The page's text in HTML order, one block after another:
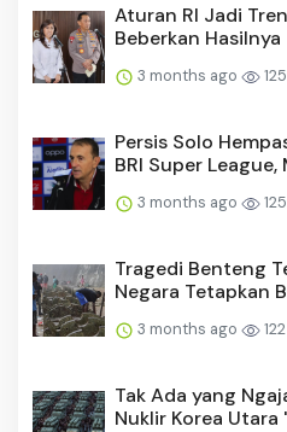
Aturan RI Jadi
Beberkan Hasilnya
3 months ago 125
Persis Solo
BRI Super League,
3 months ago 125
Tragedi Benteng
Negara Tetapkan
3 months ago 122
Tak Ada yang
Nuklir Korea Utara